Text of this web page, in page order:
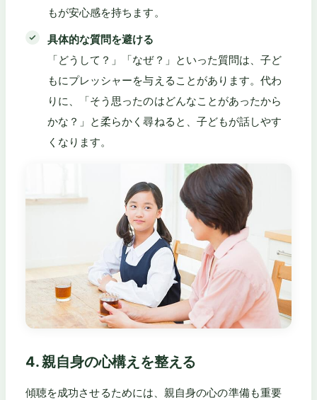
もが安心感を持ちます。
具体的な質問を避ける
「どうして？」「なぜ？」といった質問は、子ど
もにプレッシャーを与えることがあります。代わ
りに、「そう思ったのはどんなことがあったから
かな？」と柔らかく尋ねると、子どもが話しやす
くなります。
4. 親自身の心構えを整える
傾聴を成功させるためには、親自身の心の準備も重要